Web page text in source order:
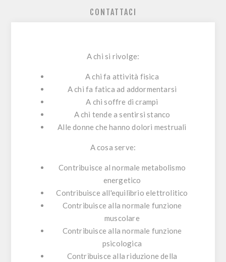
CONTATTACI
A chi si rivolge:
A chi fa attività fisica
A chi fa fatica ad addormentarsi
A chi soffre di crampi
A chi tende a sentirsi stanco
Alle donne che hanno dolori mestruali
A cosa serve:
Contribuisce al normale metabolismo
energetico
Contribuisce all'equilibrio elettrolitico
Contribuisce alla normale funzione
muscolare
Contribuisce alla normale funzione
psicologica
Contribuisce alla riduzione della